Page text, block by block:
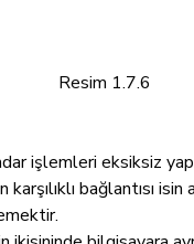
Resim 1.7.6
işlemleri eksiksiz
karşılıklı bağlantısı